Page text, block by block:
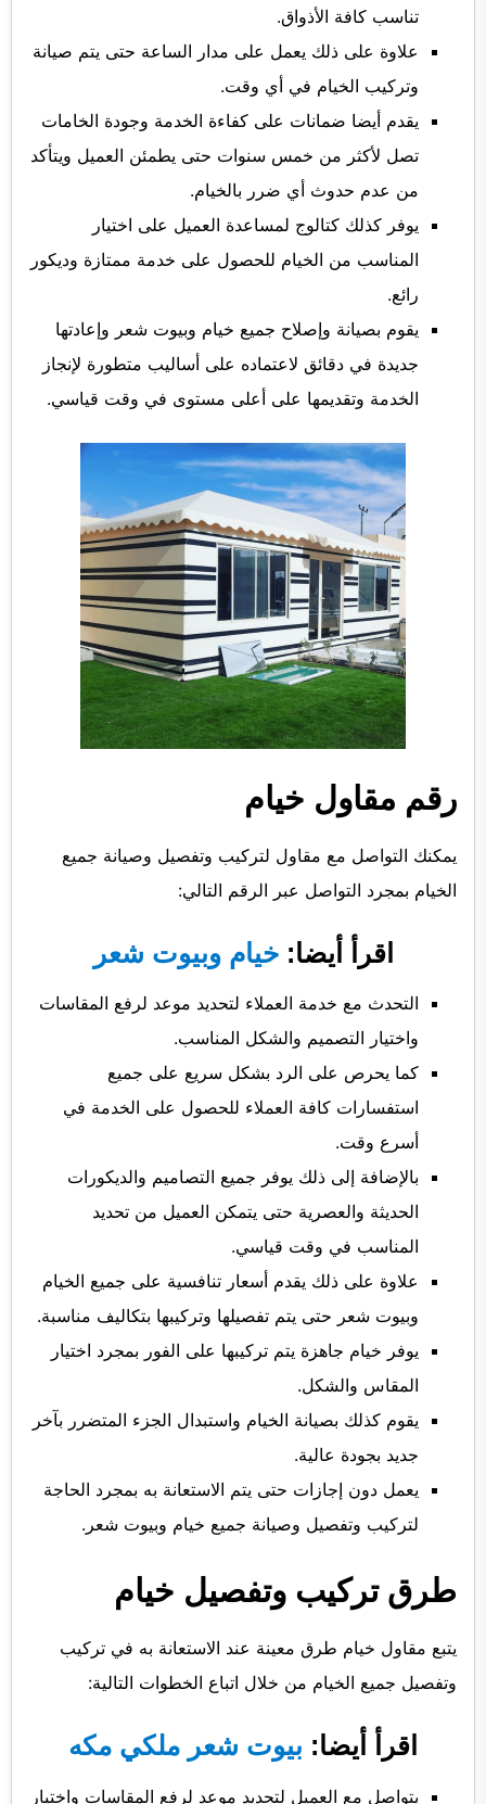
تناسب كافة الأذواق.
علاوة على ذلك يعمل على مدار الساعة حتى يتم صيانة
وتركيب الخيام في أي وقت.
يقدم أيضا ضمانات على كفاءة الخدمة وجودة الخامات
تصل لأكثر من خمس سنوات حتى يطمئن العميل ويتأكد
من عدم حدوث أي ضرر بالخيام.
يوفر كذلك كتالوج لمساعدة العميل على اختيار
المناسب من الخيام للحصول على خدمة ممتازة وديكور
رائع.
يقوم بصيانة وإصلاح جميع خيام وبيوت شعر وإعادتها
جديدة في دقائق لاعتماده على أساليب متطورة لإنجاز
الخدمة وتقديمها على أعلى مستوى في وقت قياسي.
رقم مقاول خيام
يمكنك التواصل مع مقاول لتركيب وتفصيل وصيانة جميع
الخيام بمجرد التواصل عبر الرقم التالي:
اقرأ أيضا:خيام وبيوت شعر
التحدث مع خدمة العملاء لتحديد موعد لرفع المقاسات
واختيار التصميم والشكل المناسب.
كما يحرص على الرد بشكل سريع على جميع
استفسارات كافة العملاء للحصول على الخدمة في
أسرع وقت.
بالإضافة إلى ذلك يوفر جميع التصاميم والديكورات
الحديثة والعصرية حتى يتمكن العميل من تحديد
المناسب في وقت قياسي.
علاوة على ذلك يقدم أسعار تنافسية على جميع الخيام
وبيوت شعر حتى يتم تفصيلها وتركيبها بتكاليف مناسبة.
يوفر خيام جاهزة يتم تركيبها على الفور بمجرد اختيار
المقاس والشكل.
يقوم كذلك بصيانة الخيام واستبدال الجزء المتضرر بآخر
جديد بجودة عالية.
يعمل دون إجازات حتى يتم الاستعانة به بمجرد الحاجة
لتركيب وتفصيل وصيانة جميع خيام وبيوت شعر.
طرق تركيب وتفصيل خيام
يتبع مقاول خيام طرق معينة عند الاستعانة به في تركيب
وتفصيل جميع الخيام من خلال اتباع الخطوات التالية:
اقرأ أيضا: بيوت شعر ملكي مكه
يتواصل مع العميل لتحديد موعد لرفع المقاسات واختيار